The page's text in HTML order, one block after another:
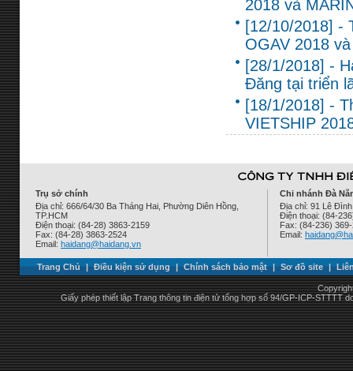
2018 và
[12/10/2018] -
OGAV 2018
[28/1/2018] -
Đăng tại triển
[18/1/2018] -
VIETSHIP
Trụ sở chính
Địa chỉ: 666/64/30 Ba Tháng Hai, Phường Diên Hồng,
TP.HCM
Điện thoại: (84-28) 3863-2159
Fax: (84-28) 3863-2524
Email: haidang@haidang.vn
Chi nhánh Đà
Địa chỉ: 91 Lê
Điện thoại: (84-
Fax: (84-236)
Email:
Trang Chủ | Điều kiện sử dụng | Chính sách bảo mật | Sơ đồ site |
Giấy phép thiết lập Trang thông tin điện tử tổng hợp số 94/GP-ICP-STTTT